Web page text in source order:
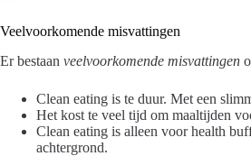
Veelvoorkomende misvattingen
Er bestaan veelvoorkomende misvattingen
Clean eating is te duur. Met een
Het kost te veel tijd om maaltijden
Clean eating is alleen voor health
achtergrond.